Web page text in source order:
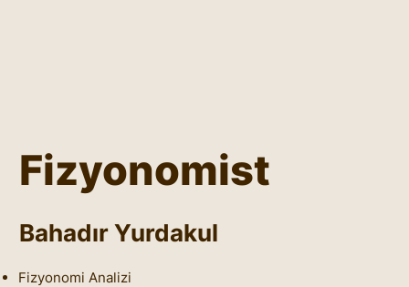
Fizyonomist
Bahadır Yurdakul
Fizyonomi Analizi